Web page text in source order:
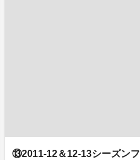
⑬2011-12＆12-13シーズン